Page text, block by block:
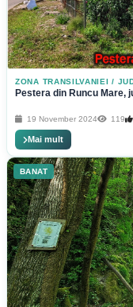
ZONA TRANSILVANIEI /
Pestera din Runcu Mare,
19 November 2024 119
Mai mult
BANAT